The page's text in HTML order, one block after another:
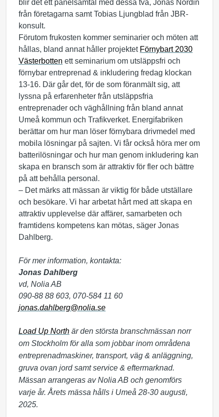
blir det ett panelsamtal med dessa två, Jonas Nordin
från företagarna samt Tobias Ljungblad från JBR-
konsult.
Förutom frukosten kommer seminarier och möten att
hållas, bland annat håller projektet Förnybart 2030
Västerbotten ett seminarium om utsläppsfri och
förnybar entreprenad & inkludering fredag klockan
13-16. Där går det, för de som föranmält sig, att
lyssna på erfarenheter från utsläppsfria
entreprenader och väghållning från bland annat
Umeå kommun och Trafikverket. Energifabriken
berättar om hur man löser förnybara drivmedel med
mobila lösningar på sajten. Vi får också höra mer om
batterilösningar och hur man genom inkludering kan
skapa en bransch som är attraktiv för fler och bättre
på att behålla personal.
– Det märks att mässan är viktig för både utställare
och besökare. Vi har arbetat hårt med att skapa en
attraktiv upplevelse där affärer, samarbeten och
framtidens kompetens kan mötas, säger Jonas
Dahlberg.
För mer information, kontakta:
Jonas Dahlberg
vd, Nolia AB
090-88 88 603, 070-584 11 60
jonas.dahlberg@nolia.se
Load Up North är den största branschmässan norr
om Stockholm för alla som jobbar inom områdena
entreprenadmaskiner, transport, väg & anläggning,
gruva ovan jord samt service & eftermarknad.
Mässan arrangeras av Nolia AB och genomförs
varje år. Årets mässa hålls i Umeå 28-30 augusti,
2025.